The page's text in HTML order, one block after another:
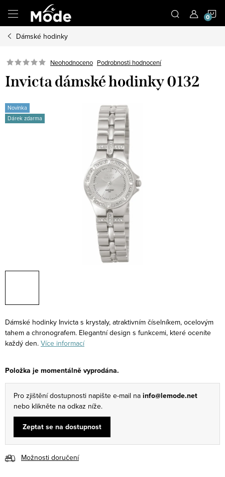
obsah
Dámské hodinky
Neohodnoceno Podrobnosti hodnocení
Invicta dámské hodinky 0132
Novinka
Dárek zdarma
Dámské hodinky Invicta s krystaly, atraktivním číselníkem, ocelovým
tahem a chronografem. Elegantní design s funkcemi, které oceníte
každý den. Více informací
Položka je momentálně vyprodána.
Pro zjištění dostupnosti napište e-mail na info@lemode.net
nebo klikněte na odkaz níže.
Zeptat se na dostupnost
Možnosti doručení